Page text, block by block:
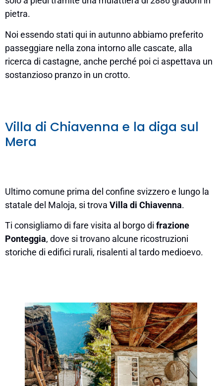
pietra.
Noi essendo stati qui in autunno abbiamo preferito
passeggiare nella zona intorno alle cascate, alla
ricerca di castagne, anche perché poi ci aspettava un
sostanzioso pranzo in un crotto.
Villa di Chiavenna e la diga sul
Mera
Ultimo comune prima del confine svizzero e lungo la
statale del Maloja, si trova Villa di Chiavenna.
Ti consigliamo di fare visita al borgo di frazione
Ponteggia, dove si trovano alcune ricostruzioni
storiche di edifici rurali, risalenti al tardo medioevo.